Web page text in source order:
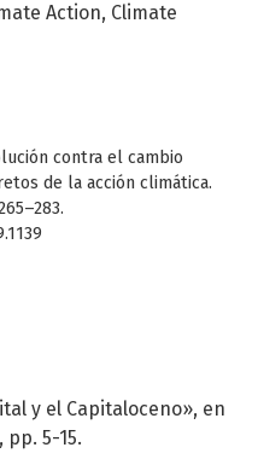
Action Climate
contra el cambio
de la acción climática.
y el Capitaloceno», en
pp. 5-15.